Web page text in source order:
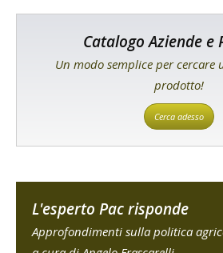
Catalogo Aziende e
Un modo semplice per cercare
prodotto!
Cerca adesso
L'esperto Pac risponde
Approfondimenti sulla politica